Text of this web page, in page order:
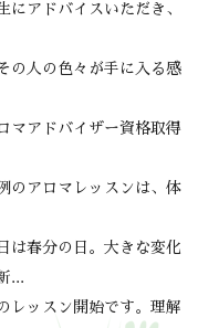
にアドバイスいただき、
の人の色々が手に入る感
マアドバイザー資格取得
のアロマレッスンは、体
は春分の日。大きな変化
...
レッスン開始です。理解